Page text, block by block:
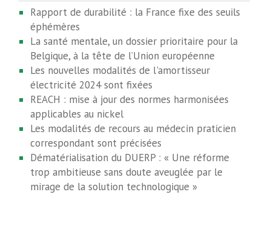
Rapport de durabilité : la France fixe des seuils
éphémères
La santé mentale, un dossier prioritaire pour la
Belgique, à la tête de l’Union européenne
Les nouvelles modalités de l'amortisseur
électricité 2024 sont fixées
REACH : mise à jour des normes harmonisées
applicables au nickel
Les modalités de recours au médecin praticien
correspondant sont précisées
Dématérialisation du DUERP : « Une réforme
trop ambitieuse sans doute aveuglée par le
mirage de la solution technologique »